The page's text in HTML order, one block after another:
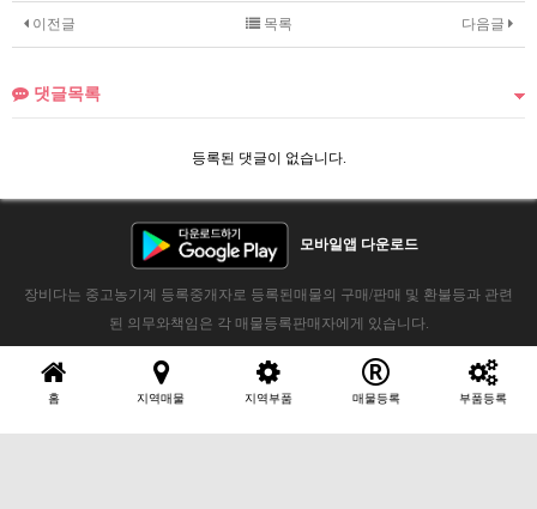
이전글 다음글
목록
댓글목록
등록된 댓글이 없습니다.
모바일앱 다운로드
장비다는 중고농기계 등록중개자로 등록된매물의 구매/판매 및 환불등과 관련
된 의무와책임은 각 매물등록판매자에게 있습니다.
홈 지역매물 지역부품 매물등록 부품등록